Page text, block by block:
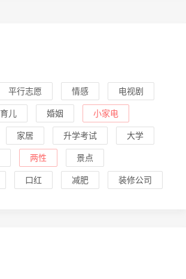
平行志愿 情感 电视剧
育儿 婚姻 小家电
家居 升学考试 大学
两性 景点
口红 减肥 装修公司